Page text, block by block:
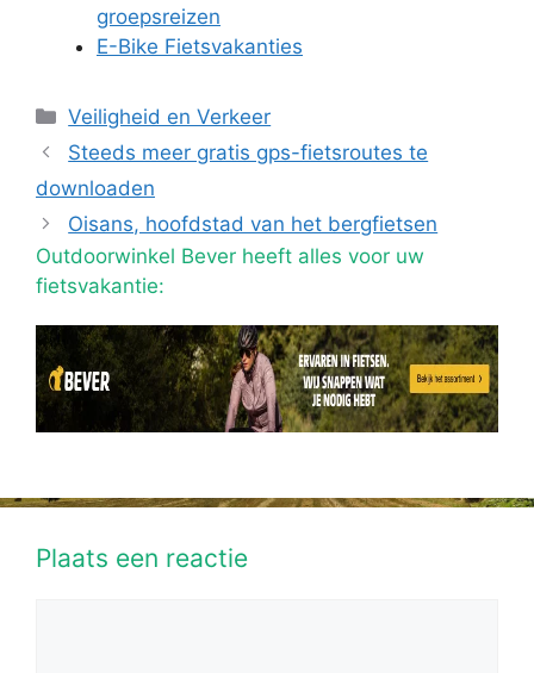
groepsreizen
E-Bike Fietsvakanties
Categorieën
Veiligheid en Verkeer
Steeds meer gratis gps-fietsroutes te
downloaden
Oisans, hoofdstad van het bergfietsen
Outdoorwinkel Bever heeft alles voor uw
fietsvakantie:
Plaats een reactie